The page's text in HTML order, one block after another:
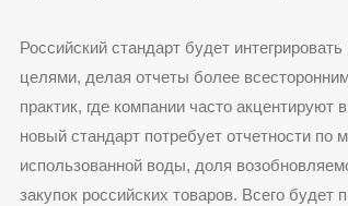
Российский стандарт будет
целями, делая отчеты более
практик, где компании часто
новый стандарт потребует отчетности по
использованной воды, доля
закупок российских товаров. Всего